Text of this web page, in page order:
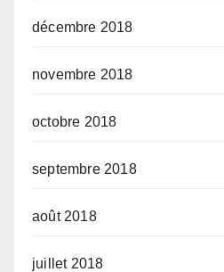
décembre 2018
novembre 2018
octobre 2018
septembre 2018
août 2018
juillet 2018